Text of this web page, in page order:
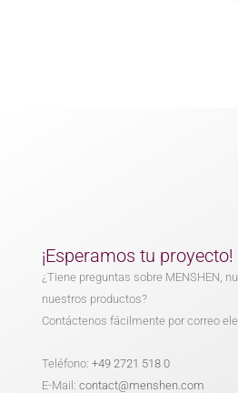
¡Esperamos tu proyecto!
¿Tiene preguntas sobre MENSHEN,
nuestros productos?
Contáctenos fácilmente por correo
Teléfono:+49 2721 518 0
E-Mail:contact@menshen.com